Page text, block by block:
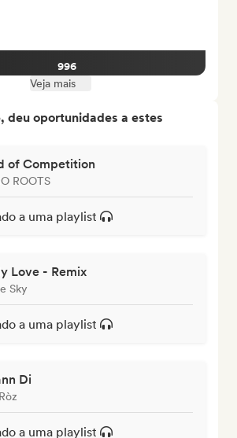
996
Veja mais
deu oportunidades a estes
of Competition
ROOTS
a uma playlist
Love - Remix
Sky
a uma playlist
Di
a uma playlist